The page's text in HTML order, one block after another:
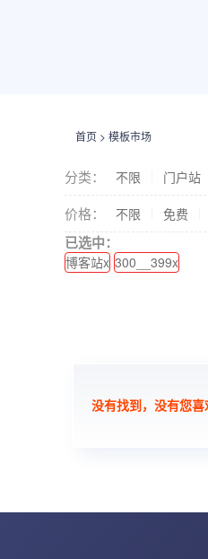
首页 > 模板市场
分类： 不限 门户站
价格： 不限 免费
已选中：
博客站x 300__399x
没有找到，没有您喜